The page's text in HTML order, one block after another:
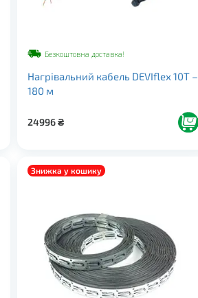
Безкоштовна доставка!
Нагрівальний кабель DEVIflex 10Т –
180 м
24996₴
Знижка у кошику